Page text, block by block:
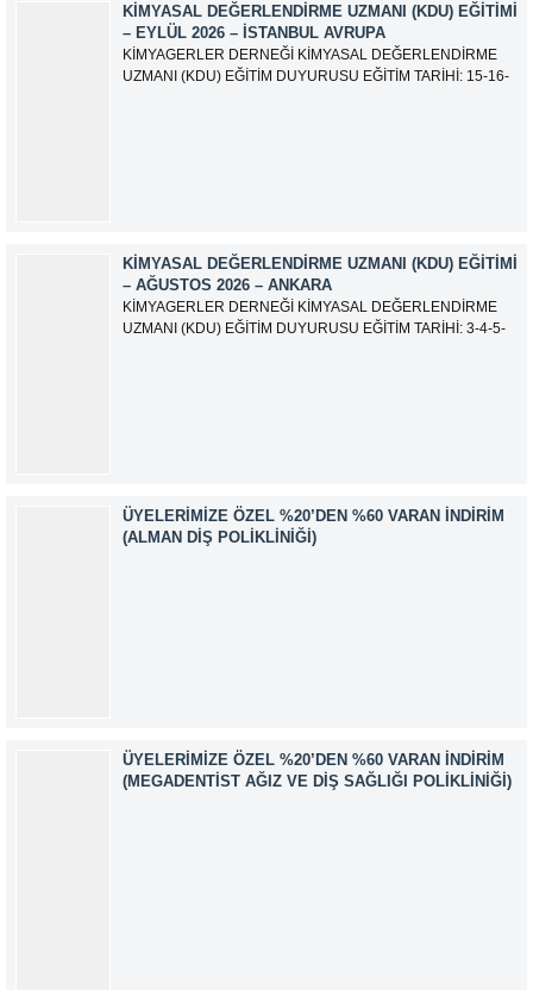
KIMYASAL DEĞERLENDIRME UZMANI (KDU) EĞITIMI
– EYLÜL 2026 – İSTANBUL AVRUPA
KİMYAGERLER DERNEĞİ KİMYASAL DEĞERLENDİRME
UZMANI (KDU) EĞİTİM DUYURUSU EĞİTİM TARİHİ: 15-16-
KIMYASAL DEĞERLENDIRME UZMANI (KDU) EĞITIMI
– AĞUSTOS 2026 – ANKARA
KİMYAGERLER DERNEĞİ KİMYASAL DEĞERLENDİRME
UZMANI (KDU) EĞİTİM DUYURUSU EĞİTİM TARİHİ: 3-4-5-
ÜYELERIMIZE ÖZEL %20’DEN %60 VARAN İNDIRIM
(ALMAN DIŞ POLIKLINIĞI)
ÜYELERIMIZE ÖZEL %20’DEN %60 VARAN İNDIRIM
(MEGADENTIST AĞIZ VE DIŞ SAĞLIĞI POLIKLINIĞI)